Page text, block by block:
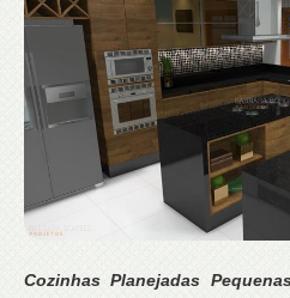
Cozinhas Planejadas